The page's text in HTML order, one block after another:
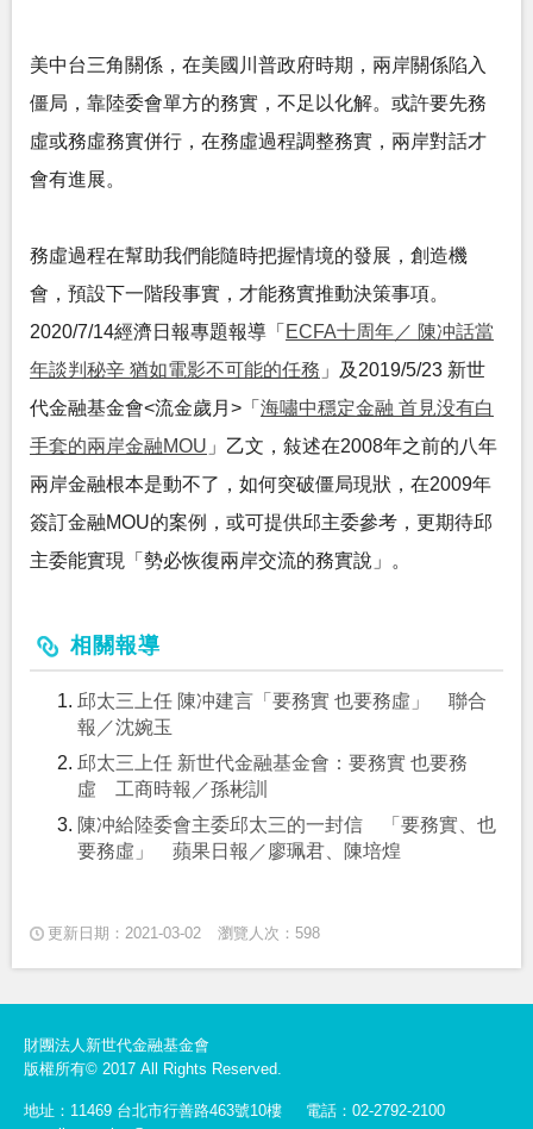
美中台三角關係，在美國川普政府時期，兩岸關係陷入
僵局，靠陸委會單方的務實，不足以化解。或許要先務
虛或務虛務實併行，在務虛過程調整務實，兩岸對話才
會有進展。
務虛過程在幫助我們能隨時把握情境的發展，創造機
會，預設下一階段事實，才能務實推動決策事項。
2020/7/14經濟日報專題報導「 ECFA十周年／ 陳冲話當
年談判秘辛 猶如電影不可能的任務 」及2019/5/23 新世
代金融基金會<流金歲月>「 海嘯中穩定金融 首見没有白
手套的兩岸金融MOU 」乙文，敍述在2008年之前的八年
兩岸金融根本是動不了，如何突破僵局現狀，在2009年
簽訂金融MOU的案例，或可提供邱主委參考，更期待邱
主委能實現「勢必恢復兩岸交流的務實說」。
相關報導
邱太三上任 陳冲建言「要務實 也要務虛」 聯合
報／沈婉玉
邱太三上任 新世代金融基金會：要務實 也要務
虛 工商時報／孫彬訓
陳冲給陸委會主委邱太三的一封信 「要務實、也
要務虛」 蘋果日報／廖珮君、陳培煌
更新日期：2021-03-02 瀏覽人次：598
財團法人新世代金融基金會
版權所有© 2017 All Rights Reserved.
地址：11469 台北市行善路463號10樓
電話：02-2792-2100